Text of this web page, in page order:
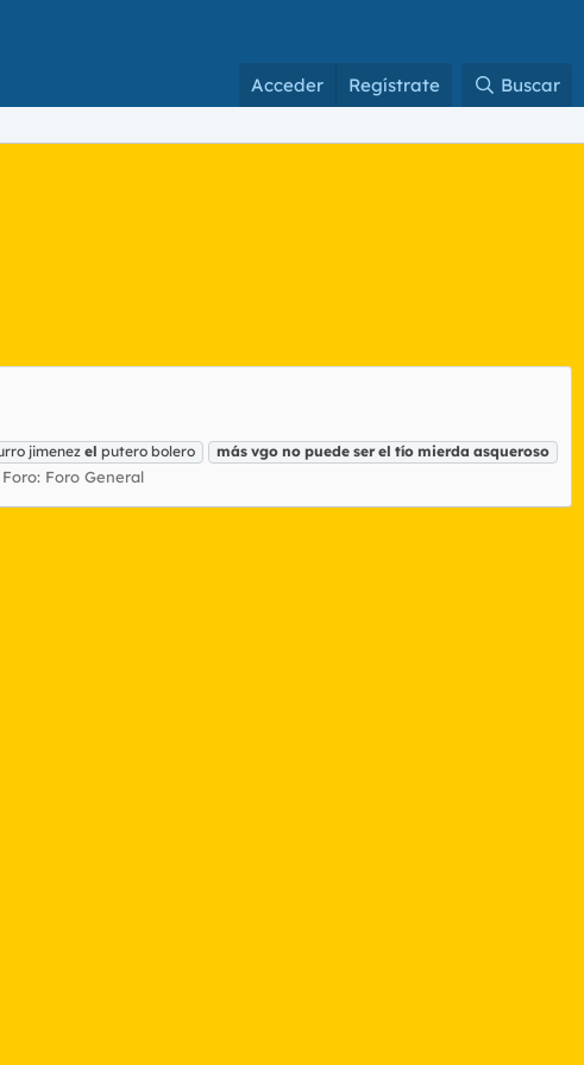
Acceder Regístrate Buscar
jimenezel putero bolero más vgo no puede ser el tío mierda asqueroso
Foro: Foro General